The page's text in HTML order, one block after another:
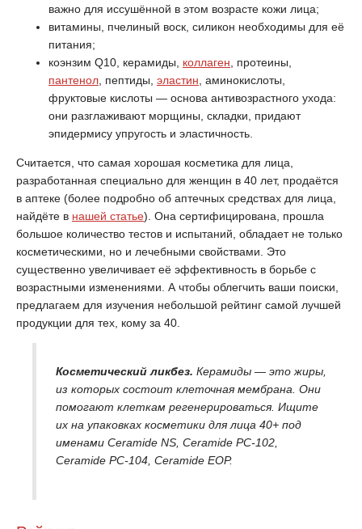
важно для иссушённой в этом возрасте кожи лица;
витамины, пчелиный воск, силикон необходимы для её
питания;
коэнзим Q10, керамиды, коллаген , протеины,
пантенол , пептиды, эластин , аминокислоты,
фруктовые кислоты — основа антивозрастного ухода:
они разглаживают морщины, складки, придают
эпидермису упругость и эластичность.
Считается, что самая хорошая косметика для лица,
разработанная специально для женщин в 40 лет, продаётся
в аптеке (более подробно об аптечных средствах для лица,
найдёте в нашей статье). Она сертифицирована, прошла
большое количество тестов и испытаний, обладает не только
косметическими, но и лечебными свойствами. Это
существенно увеличивает её эффективность в борьбе с
возрастными изменениями. А чтобы облегчить ваши поиски,
предлагаем для изучения небольшой рейтинг самой лучшей
продукции для тех, кому за 40.
Косметический ликбез. Керамиды — это жиры,
из которых состоит клеточная мембрана. Они
помогают клеткам регенерироваться. Ищите
их на упаковках косметики для лица 40+ под
именами Ceramide NS, Ceramide PC-102,
Ceramide PC-104, Ceramide EOP.